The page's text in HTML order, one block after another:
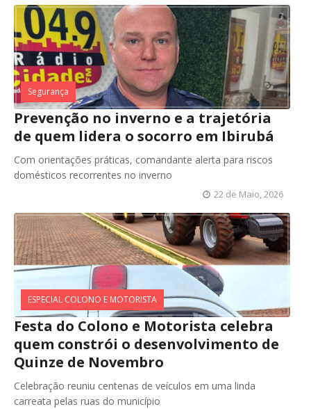
Segurança
Prevenção no inverno e a trajetória
de quem lidera o socorro em Ibirubá
Com orientações práticas, comandante alerta para riscos
domésticos recorrentes no inverno
22 de Maio, 2026
ESPECIAL COLONO E MOTORISTA
Festa do Colono e Motorista celebra
quem constrói o desenvolvimento de
Quinze de Novembro
Celebração reuniu centenas de veículos em uma linda
carreata pelas ruas do município